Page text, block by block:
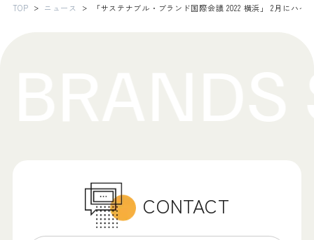
TOP ニュース 「サステナブル・ブランド国際会議 2022 横浜」 2月にハイ
CONTACT